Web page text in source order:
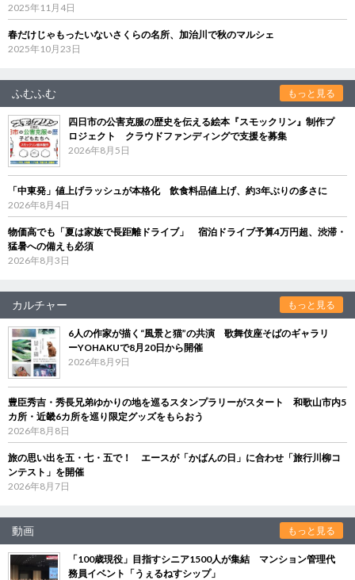
2025年11月4日
春だけじゃもったいないさくらの名所、加治川で秋のマルシェ
2025年10月23日
ふむふむ もっと見る
四日市の公害克服の歴史を伝える絵本『スモックリン』制作プ
ロジェクト クラウドファンディングで支援を募集
2026年8月5日
「中東発」値上げラッシュが本格化 飲食料品値上げ、約3年ぶりの多さに
2026年8月4日
物価高でも「夏は家族で長距離ドライブ」 宿泊ドライブ予算4万円超、渋滞・
猛暑への備えも必須
2026年8月3日
カルチャー もっと見る
6人の作家が描く“風景と猫”の共演 歌舞伎座そばのギャラリ
ーYOHAKUで8月20日から開催
2026年8月9日
豊臣秀吉・秀長兄弟ゆかりの地を巡るスタンプラリーがスタート 和歌山市内5
カ所・近畿6カ所を巡り限定グッズをもらおう
2026年8月8日
旅の思い出を五・七・五で！ エースが「かばんの日」に合わせ「旅行川柳コ
ンテスト」を開催
2026年8月7日
動画 もっと見る
「100歳現役」目指すシニア1500人が集結 マンション管理代
務員イベント「うぇるねすシップ」